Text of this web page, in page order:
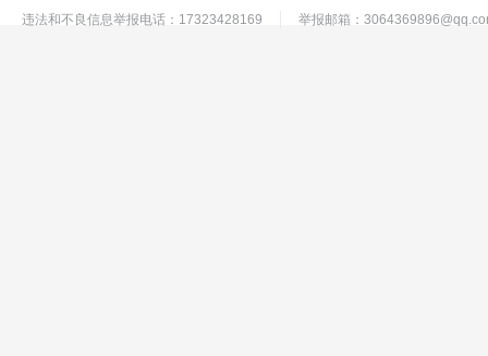
违法和不良信息举报电话：17323428169
举报邮箱：